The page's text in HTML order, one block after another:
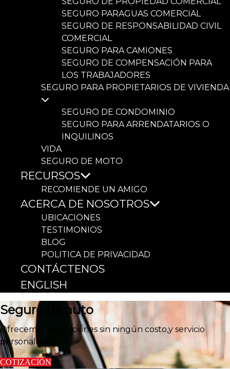
SEGURO PARAGUAS COMERCIAL
SEGURO DE RESPONSABILIDAD CIVIL
COMERCIAL
SEGURO PARA CAMIONES
SEGURO DE COMPENSACIÓN PARA
LOS TRABAJADORES
SEGURO PARA PROPIETARIOS DE VIVIENDA
SEGURO DE CONDOMINIO
SEGURO PARA ARRENDATARIOS O
INQUILINOS
VIDA
SEGURO DE MOTO
RECURSOS
RECOMIENDE UN AMIGO
ACERCA DE NOSOTROS
UBICACIONES
TESTIMONIOS
BLOG
POLITICA DE PRIVACIDAD
CONTÁCTENOS
ENGLISH
Seguro de auto
Ofrecemos cotizaciones sin ningún costo,y servicio
personalizado
COTIZACIÓN